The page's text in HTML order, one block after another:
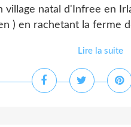
village natal d'Infree en
) en rachetant la ferme
Lire la suite